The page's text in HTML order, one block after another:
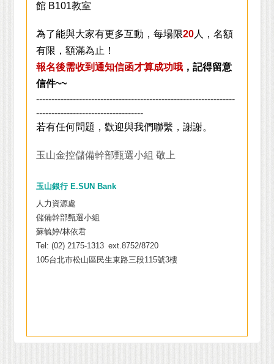
館 B101教室
為了能與大家有更多互動，每場限20人，名額
有限，額滿為止！
報名後需收到通知信函才算成功哦 ，記得留意
信件~~
-----------------------------------------------------------------
-----------------------------------
若有任何問題，歡迎與我們聯繫，謝謝。
玉山金控儲備幹部甄選小組 敬上
玉山銀行 E.SUN Bank
人力資源處
儲備幹部甄選小組
蘇毓婷/林依君
Tel: (02) 2175-1313 _ext.8752/8720
105台北市松山區民生東路三段115號3樓